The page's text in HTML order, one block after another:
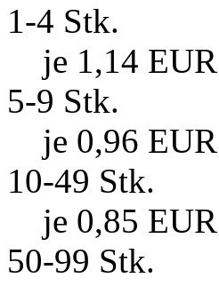
1-4 Stk.
je 1,14 EUR
5-9 Stk.
je 0,96 EUR
10-49 Stk.
je 0,85 EUR
50-99 Stk.